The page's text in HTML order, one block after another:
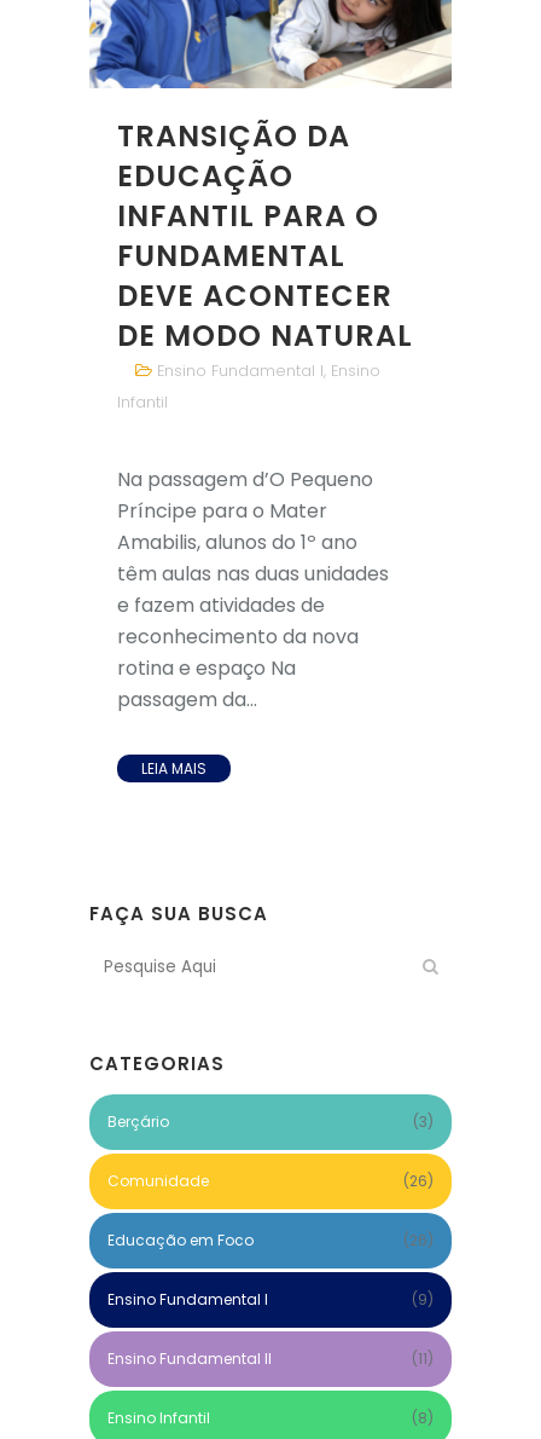
TRANSIÇÃO DA
EDUCAÇÃO
INFANTIL PARA O
FUNDAMENTAL
DEVE ACONTECER
DE MODO NATURAL
Ensino Fundamental I, Ensino
Infantil
Na passagem d’O Pequeno
Príncipe para o Mater
Amabilis, alunos do 1º ano
têm aulas nas duas unidades
e fazem atividades de
reconhecimento da nova
rotina e espaço Na
passagem da...
LEIA MAIS
FAÇA SUA BUSCA
CATEGORIAS
Berçário (3)
Comunidade (26)
Educação em Foco (26)
Ensino Fundamental I (9)
Ensino Fundamental II (11)
Ensino Infantil (8)